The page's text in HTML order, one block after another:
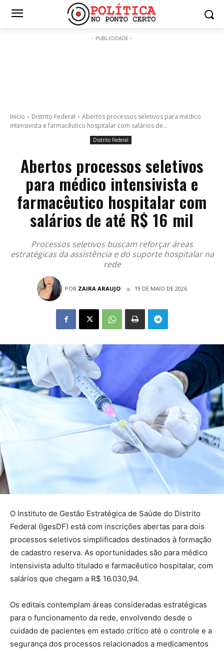
- PUBLICIDADE -
Início Distrito Federal
Abertos processos seletivos para médico
intensivista e farmacêutico hospitalar com salários de...
Distrito Federal
Abertos processos seletivos
para médico intensivista e
farmacêutico hospitalar com
salários de até R$ 16 mil
Processos seletivos buscam reforçar áreas
estratégicas da assistência e do suporte hospitalar na
rede
POR ZAIRA ARAUJO 19 DE MAIO DE 2026
O Instituto de Gestão Estratégica de Saúde do Distrito
Federal (IgesDF) está com inscrições abertas para dois
processos seletivos simplificados destinados à formação
de cadastro reserva. As oportunidades são para médico
intensivista adulto titulado e farmacêutico hospitalar, com
salários que chegam a R$ 16.030,94.
Os editais contemplam áreas consideradas estratégicas
para o funcionamento da rede, envolvendo desde o
cuidado de pacientes em estado crítico até o controle e a
segurança dos processos relacionados a medicamentos